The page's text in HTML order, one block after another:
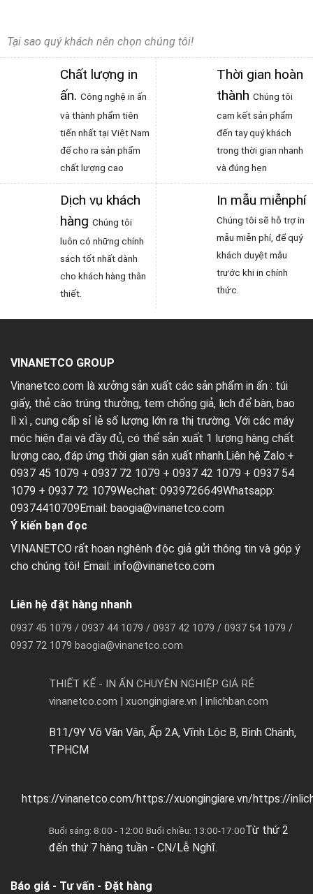
Tại sao quý khách nên chọn chúng tôi!
Chất lượng in
ấn. Công nghệ in ấn
và thành phẩm tiên
tiến nhất tại Việt Nam
để cho ra sản phẩm
chất lượng cao
Thời gian hoàn
thành Chúng tôi
cam kết sản phẩm
đến tay quý khách
trong thời gian nhanh
và đúng hẹn
Dịch vụ khách
hàng Chúng tôi
luôn có những chính
sách tốt nhất dành
cho khách hàng thân
thiết.
In mẫu miễnphí
Chúng tôi sẽ hỗ trợ in
mẫu miễn phí, để quý
khách duyệt mẫu
trước khi in chính
thức.
VINANETCO GROUP
Vinanetco.com là xưởng sản xuất các sản phẩm in ấn : túi
giấy, thẻ cào trúng thưởng, tem chống giả, lịch để bàn, bao
lì xì , cung cấp sỉ lẻ số lượng lớn ra thị trường. Với các máy
móc hiện đại và đầy đủ, có thể sản xuất 1 lượng hàng chất
lượng cao, đáp ứng thời gian sản xuất nhanh.Liên hệ Zalo:+
0937 45 1079 + 0937 72 1079 + 0937 42 1079 + 0937 54
1079 + 0937 72 1079Wechat: 0939726649Whatsapp:
09374410709Email: baogia@vinanetco.com
Ý kiến bạn đọc
VINANETCO rất hoan nghênh độc giả gửi thông tin và góp ý
cho chúng tôi! Email: info@vinanetco.com
Liên hệ đặt hàng nhanh
0937 45 1079 / 0937 44 1079 / 0937 42 1079 / 0937 54 1079 /
0937 72 1079 baogia@vinanetco.com
THIẾT KẾ - IN ẤN CHUYÊN NGHIỆP GIÁ RẺ
vinanetco.com | xuongingiare.vn | inlichban.com
B11/9Y Võ Văn Vân, Ấp 2A, Vĩnh Lộc B, Bình Chánh,
TPHCM
https://vinanetco.com/https://xuongingiare.vn/https://
Buổi sáng: 8:00 - 12:00 Buổi chiều: 13:00-17:00Từ thứ 2
đến thứ 7 hàng tuần - CN/Lễ Nghĩ.
Báo giá - Tư vấn - Đặt hàng